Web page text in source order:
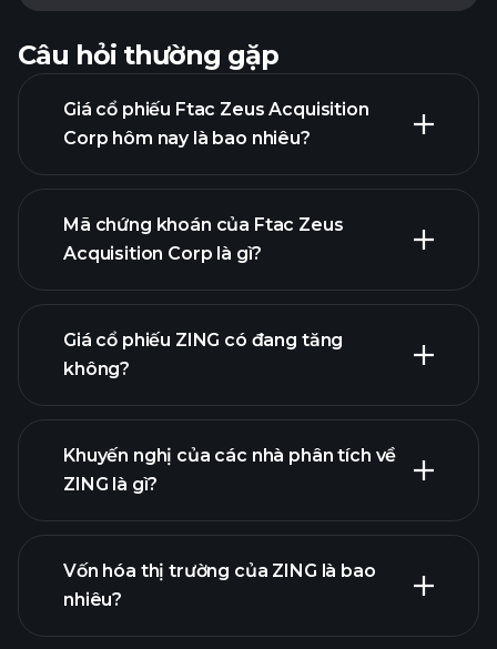
Câu hỏi thường gặp
Giá cổ phiếu Ftac Zeus Acquisition
Corp hôm nay là bao nhiêu?
biểu đồ nâng cao
Mã chứng khoán của Ftac Zeus
Acquisition Corp là gì?
Giá cổ phiếu ZING có đang tăng
không?
Khuyến nghị của các nhà phân tích về
ZING là gì?
Vốn hóa thị trường của ZING là bao
nhiêu?